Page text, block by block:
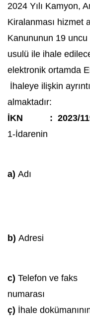
2024 Yılı Kamyon,
Kiralanması hizmet
Kanununun 19
usulü ile ihale
elektronik ortamda
İhaleye ilişkin
almaktadır:
İKN
: 2023/
1-İdarenin
a) Adı
b) Adresi
c) Telefon ve faks
numarası
ç) İhale